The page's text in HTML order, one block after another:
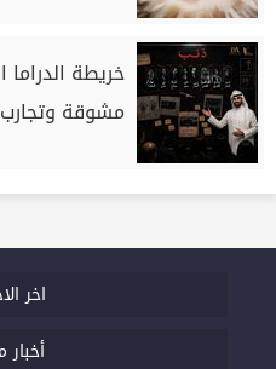
خريطة الدراما
مشوقة
اخر